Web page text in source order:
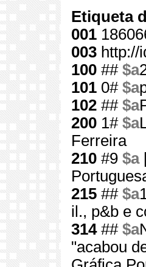
Etiqueta
001
003 http://
100 ## $a
101 0# $a
102 ## $a
200 1# $a
Ferreira
210 #9 $a
215 ## $a
il., p&b e
314## $a
"acabou